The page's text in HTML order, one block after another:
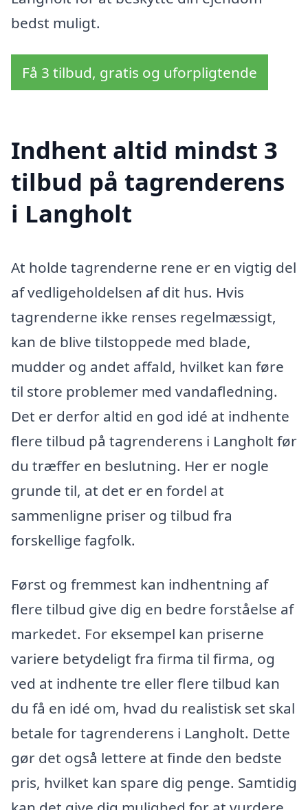
bedst muligt.
Få 3 tilbud, gratis og uforpligtende
Indhent altid mindst 3
tilbud på tagrenderens
i Langholt
At holde tagrenderne rene er en vigtig del
af vedligeholdelsen af dit hus. Hvis
tagrenderne ikke renses regelmæssigt,
kan de blive tilstoppede med blade,
mudder og andet affald, hvilket kan føre
til store problemer med vandafledning.
Det er derfor altid en god idé at indhente
flere tilbud på tagrenderens i Langholt før
du træffer en beslutning. Her er nogle
grunde til, at det er en fordel at
sammenligne priser og tilbud fra
forskellige fagfolk.
Først og fremmest kan indhentning af
flere tilbud give dig en bedre forståelse af
markedet. For eksempel kan priserne
variere betydeligt fra firma til firma, og
ved at indhente tre eller flere tilbud kan
du få en idé om, hvad du realistisk set skal
betale for tagrenderens i Langholt. Dette
gør det også lettere at finde den bedste
pris, hvilket kan spare dig penge. Samtidig